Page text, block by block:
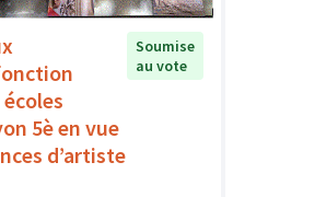
5è en vue
d’artiste
Soumise
au vote